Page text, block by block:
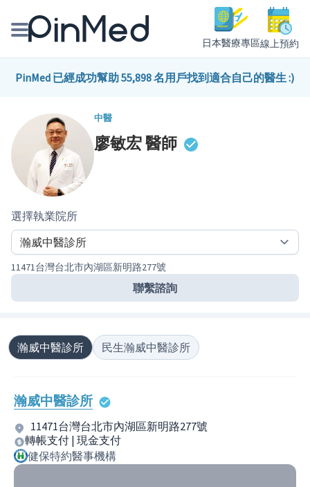
日本醫療專區線上預約
線上預約醫師、院所
醫師專欄專訪
健康主題館
PinMed 已經成功幫助 55,898 名用戶找到適合自己的醫生 :)
中醫
廖敏宏醫師
選擇執業院所
11471台灣台北市內湖區新明路277號
聯繫諮詢
瀚威中醫診所 民生瀚威中醫診所
瀚威中醫診所
11471台灣台北市內湖區新明路277號
轉帳支付 | 現金支付
健保特約醫事機構